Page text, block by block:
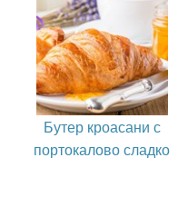
Бутер кроасани с
портокалово сладко